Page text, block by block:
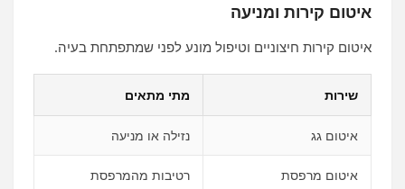
איטום קירות ומניעה
איטום קירות חיצוניים וטיפול מונע לפני שמתפתחת בעיה.
שירות מתי מתאים
איטום גג נזילה או מניעה
איטום מרפסת רטיבות מהמרפסת